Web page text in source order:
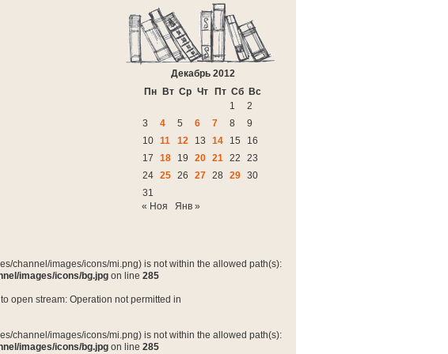
Декабрь 2012
Пн
Вт Ср Чт Пт Сб Вс
1
2
3
4 5 6 7 8
9
10 11 12 13 14 15
16
17
18 19 20 21 22
23
24 25 26 27 28 29 30
31
« Ноя
Янв »
channel/images/icons/mi.png) is not within the allowed path(s):
images/icons/bg.jpg on line 285
open stream: Operation not permitted in
channel/images/icons/mi.png) is not within the allowed path(s):
images/icons/bg.jpg on line 285